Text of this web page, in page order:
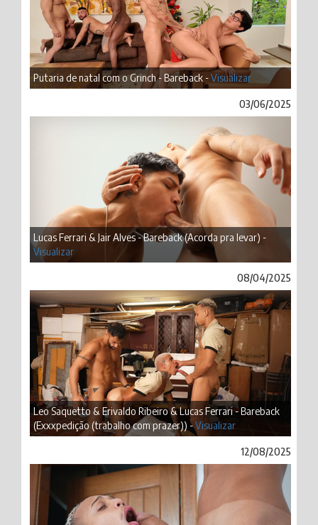
Putaria de natal com o Grinch - Bareback -Visualizar
03/06/2025
Lucas Ferrari & Jair Alves - Bareback (Acorda pra levar) -
Visualizar
08/04/2025
Leo Saquetto & Erivaldo Ribeiro & Lucas Ferrari - Bareback
(Exxxpedição (trabalho com prazer)) -Visualizar
12/08/2025